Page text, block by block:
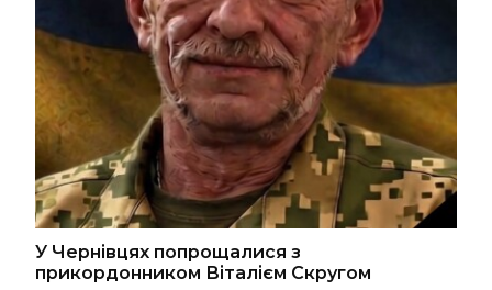
У Чернівцях попрощалися з
прикордонником Віталієм Скругом